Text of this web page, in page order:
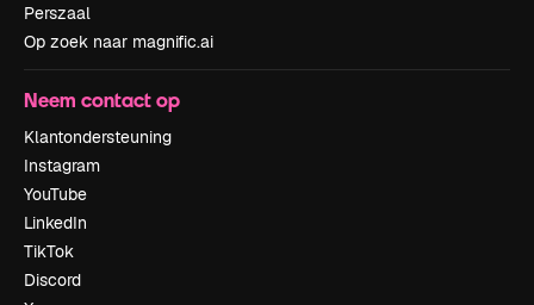
Perszaal
Op zoek naar magnific.ai
Neem contact op
Klantondersteuning
Instagram
YouTube
LinkedIn
TikTok
Discord